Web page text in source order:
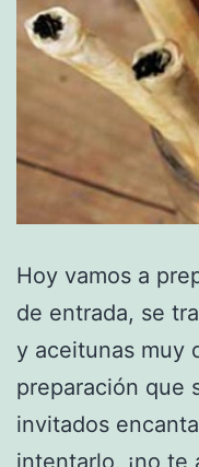
Hoy vamos a
de entrada, se
y aceitunas muy
preparación que
invitados